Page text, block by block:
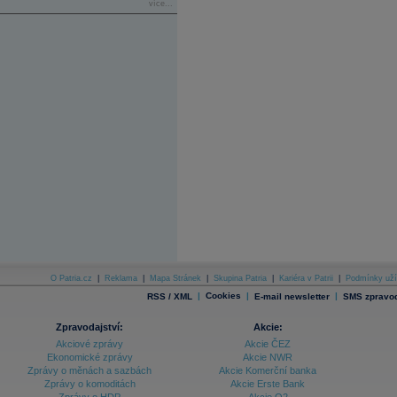
více...
O Patria.cz Reklama Mapa Stránek Skupina Patria Kariéra v Patrii Podmínky
RSS / XML | Cookies | E-mail newsletter | SMS
Zpravodajství:
Akciové zprávy
Ekonomické zprávy
Zprávy o měnách a sazbách
Zprávy o komoditách
Akcie:
Akcie ČEZ
Akcie NWR
Akcie Komerční banka
Akcie Erste Bank